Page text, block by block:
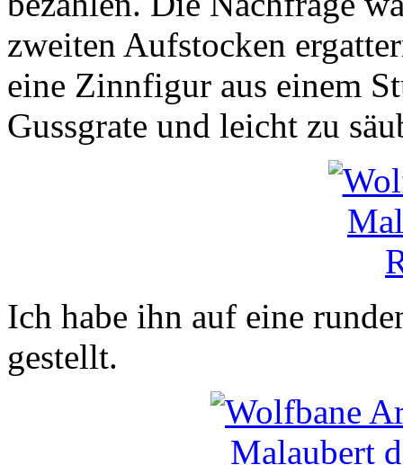
zweiten Aufstocken
eine Zinnfigur aus einem
Gussgrate und leicht zu
Ich habe ihn auf eine
gestellt.